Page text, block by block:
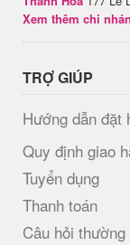
Xem thêm chi
TRỢ GIÚP
Hướng dẫn đặt
Quy định giao
Tuyển dụng
Thanh toán
Câu hỏi thường